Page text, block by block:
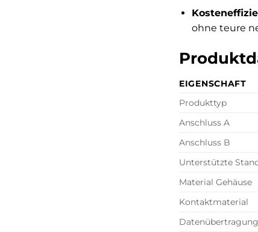
ohne teure
EIGENSCHAFT
Produkttyp
Anschluss A
Anschluss B
Unterstützte
Material Gehäuse
Kontaktmaterial